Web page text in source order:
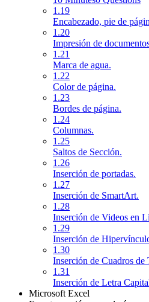
1.19
Encabezado, pie de
1.20
Impresión de
1.21
Marca de agua.
1.22
Color de página.
1.23
Bordes de página.
1.24
Columnas.
1.25
Saltos de Sección.
1.26
Inserción de portadas.
1.27
Inserción de SmartArt.
1.28
Inserción de Videos en
1.29
Inserción de
1.30
Inserción de Cuadros
1.31
Inserción de Letra
Microsoft Excel